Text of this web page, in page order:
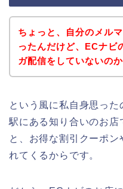
ちょっと、自分のメル
ったんだけど、ECナビ
ガ配信をしていないの
という風に私自身思っ
駅にある知り合いのお店
と、お得な割引クーポ
れてくるからです。